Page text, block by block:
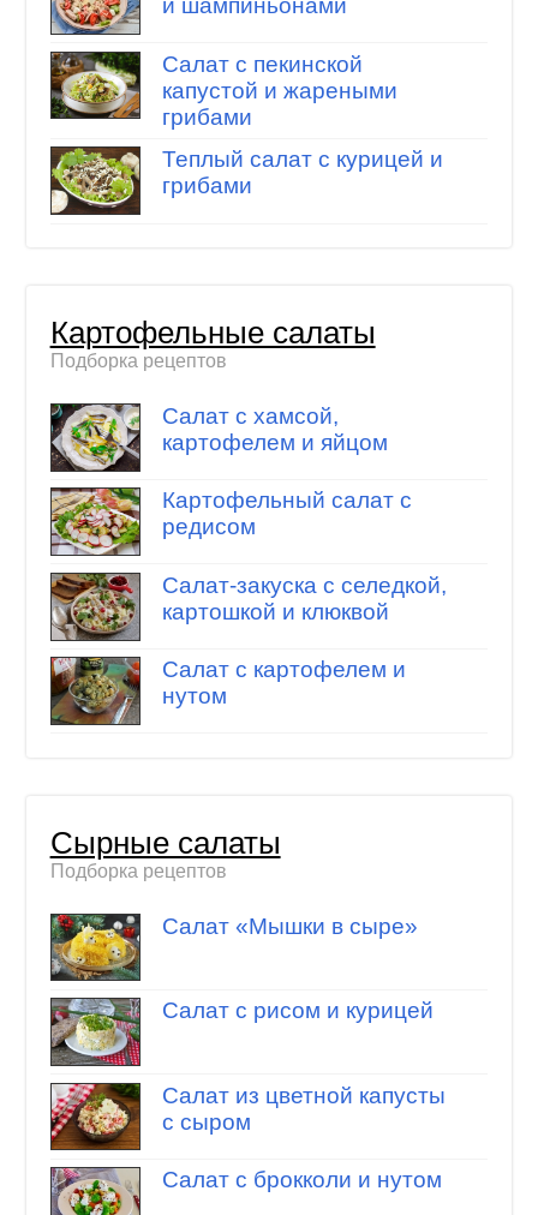
и шампиньонами
Салат с пекинской
капустой и жареными
грибами
Теплый салат с курицей и
грибами
Картофельные салаты
Подборка рецептов
Салат с хамсой,
картофелем и яйцом
Картофельный салат с
редисом
Салат-закуска с селедкой,
картошкой и клюквой
Салат с картофелем и
нутом
Сырные салаты
Подборка рецептов
Салат «Мышки в сыре»
Салат с рисом и курицей
Салат из цветной капусты
с сыром
Салат с брокколи и нутом